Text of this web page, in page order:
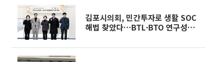
김포시의회, 민간투자로 생활 SOC
해법 찾았다…BTL·BTO 연구성과